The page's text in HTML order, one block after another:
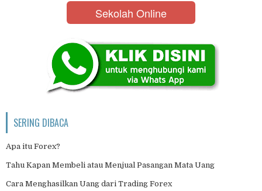
Sekolah Online
SERING DIBACA
Apa itu Forex?
Tahu Kapan Membeli atau Menjual Pasangan Mata Uang
Cara Menghasilkan Uang dari Trading Forex